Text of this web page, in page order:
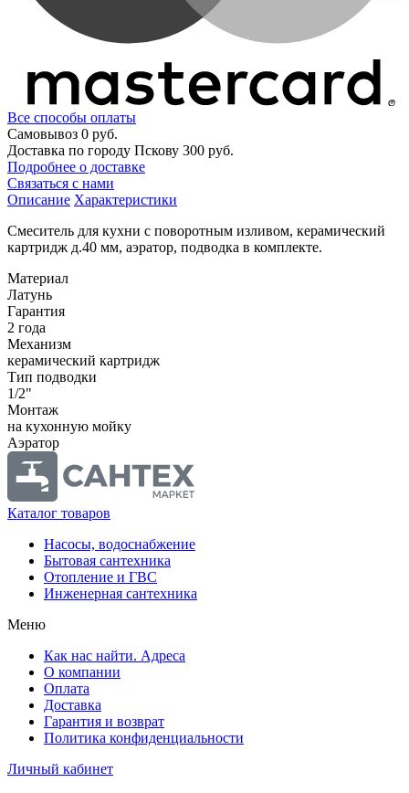
Все способы оплаты
Самовывоз 0 руб.
Доставка по городу Пскову 300 руб.
Подробнее о доставке
Связаться с нами
Описание Характеристики
Смеситель для кухни с поворотным изливом, керамический
картридж д.40 мм, аэратор, подводка в комплекте.
Материал
Латунь
Гарантия
2 года
Механизм
керамический картридж
Тип подводки
1/2"
Монтаж
на кухонную мойку
Аэратор
Каталог товаров
Насосы, водоснабжение
Бытовая сантехника
Отопление и ГВС
Инженерная сантехника
Меню
Как нас найти. Адреса
О компании
Оплата
Доставка
Гарантия и возврат
Политика конфиденциальности
Личный кабинет